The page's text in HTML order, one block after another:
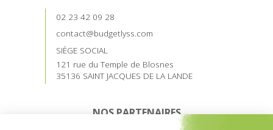
02 23 42 09 28
contact@budgetlyss.com
SIÈGE SOCIAL
121 rue du Temple de Blosnes
35136 SAINT JACQUES DE LA LANDE
NOS PARTENAIRES